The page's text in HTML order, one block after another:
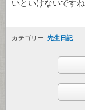
いといけないですね
カテゴリー: 先生日記